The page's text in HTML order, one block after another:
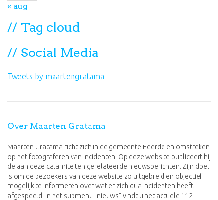
« aug
Tag cloud
Social Media
Tweets by maartengratama
Over Maarten Gratama
Maarten Gratama richt zich in de gemeente Heerde en omstreken
op het fotograferen van incidenten. Op deze website publiceert hij
de aan deze calamiteiten gerelateerde nieuwsberichten. Zijn doel
is om de bezoekers van deze website zo uitgebreid en objectief
mogelijk te informeren over wat er zich qua incidenten heeft
afgespeeld. In het submenu "nieuws" vindt u het actuele 112